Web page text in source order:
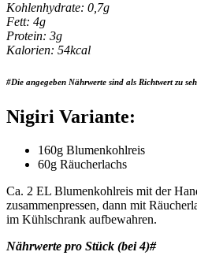
Kohlenhydrate: 0,7g
Fett: 4g
Protein: 3g
Kalorien: 54kcal
#Die angegeben Nährwerte sind als Richtwert zu
Nigiri Variante:
160g Blumenkohlreis
60g Räucherlachs
Ca. 2 EL Blumenkohlreis mit der
zusammenpressen, dann mit
im Kühlschrank aufbewahren.
Nährwerte pro Stück (bei 4)#